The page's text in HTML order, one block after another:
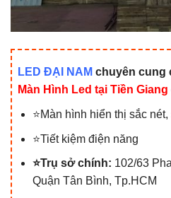
LED ĐẠI NAM chuyên cung
Màn Hình Led tại Tiền Giang
⭐Màn hình hiển thị sắc
⭐Tiết kiệm điện năng
⭐Trụ sở chính: 102/63
Quận Tân Bình, Tp.HCM